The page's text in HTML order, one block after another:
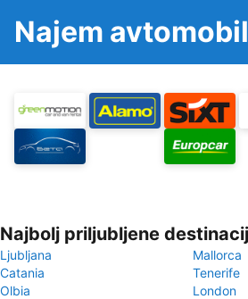
Najem
Najbolj priljubljene
Ljubljana
Mallorca
Catania
Tenerife
Olbia
London